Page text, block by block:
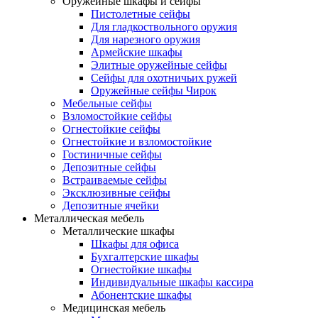
Пистолетные сейфы
Для гладкоствольного оружия
Для нарезного оружия
Армейские шкафы
Элитные оружейные сейфы
Сейфы для охотничьих ружей
Оружейные сейфы Чирок
Мебельные сейфы
Взломостойкие сейфы
Огнестойкие сейфы
Огнестойкие и взломостойкие
Гостиничные сейфы
Депозитные сейфы
Встраиваемые сейфы
Эксклюзивные сейфы
Депозитные ячейки
Металлическая мебель
Металлические шкафы
Шкафы для офиса
Бухгалтерские шкафы
Огнестойкие шкафы
Индивидуальные шкафы кассира
Абонентские шкафы
Медицинская мебель